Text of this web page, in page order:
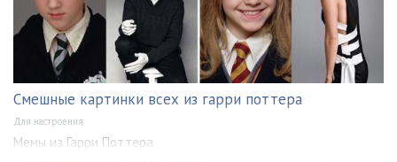
Смешные картинки всех из гарри поттера
Для настроения
Мемы из Гарри Поттера